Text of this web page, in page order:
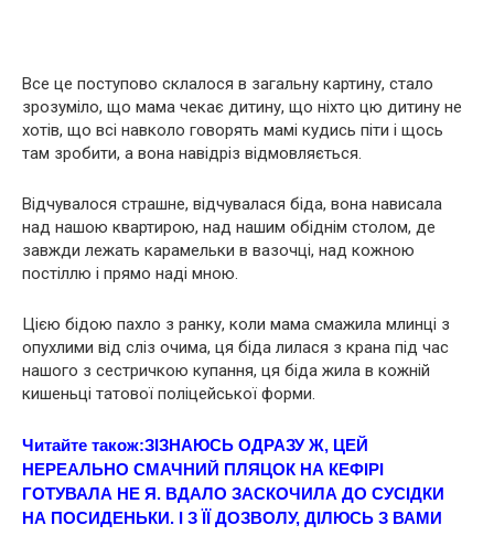
Все це поступово склалося в загальну картину, стало
зрозуміло, що мама чекає дитину, що ніхто цю дитину не
хотів, що всі навколо говорять мамі кудись піти і щось
там зробити, а вона навідріз відмовляється.
Відчувалося стрaшне, відчувалася бiда, вона нависала
над нашою квартирою, над нашим обіднім столом, де
завжди лежать карамельки в вазочці, над кожною
постіллю і прямо наді мною.
Цією бідою пахло з ранку, коли мама смажила млинці з
опухлими від сліз очима, ця біда лилася з крана під час
нашого з сестричкою купання, ця біда жила в кожній
кишеньці татової поліцейської форми.
Читайте також:ЗIЗНАЮСЬ ОДРАЗУ Ж, ЦЕЙ
НЕРEАЛЬНO СМАЧНИЙ ПЛЯЦОК НА КЕФІРІ
ГОТУВАЛА НЕ Я. ВДАЛО ЗАСКОЧИЛА ДО СУСІДКИ
НА ПОСИДЕНЬКИ. І З ЇЇ ДОЗВОЛУ, ДІЛЮСЬ З ВАМИ